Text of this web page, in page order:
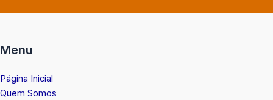
Menu
Página Inicial
Quem Somos